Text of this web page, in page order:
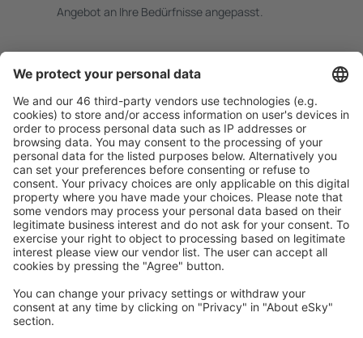
Angebot an Ihre Bedürfnisse angepasst.
Buchen ohne Sorgen mit einer kostenlosen
Stornierungsoption.
Mehr sparen
Attraktive Preise und Spezialangebote für eingeloggte
Benutzer.
Unterkünfte, die Sie mögen
Wählen Sie aus über 1,3 Millionen Unterkünften: Hotels,
Hütten, Apartments und andere.
Meist gesuchte Unterkünfte von eSky Nutzern